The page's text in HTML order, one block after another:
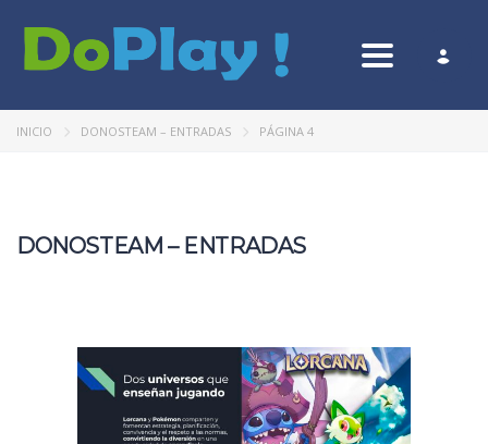
Toggle
INICIO DONOSTEAM – ENTRADAS PÁGINA 4
DONOSTEAM – ENTRADAS